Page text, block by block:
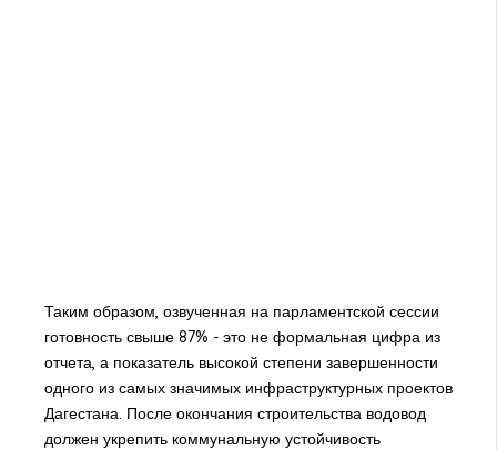
Таким образом, озвученная на парламентской сессии
готовность свыше 87% - это не формальная цифра из
отчета, а показатель высокой степени завершенности
одного из самых значимых инфраструктурных проектов
Дагестана. После окончания строительства водовод
должен укрепить коммунальную устойчивость